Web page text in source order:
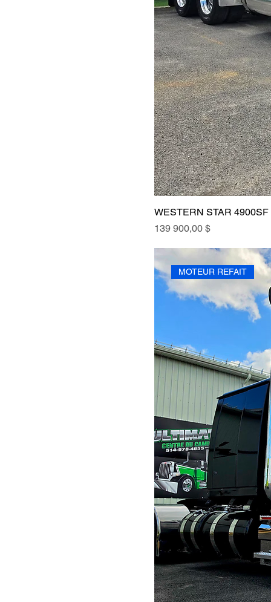
WESTERN STAR 4900SF
Prix
139 900,00 $
MOTEUR REFAIT